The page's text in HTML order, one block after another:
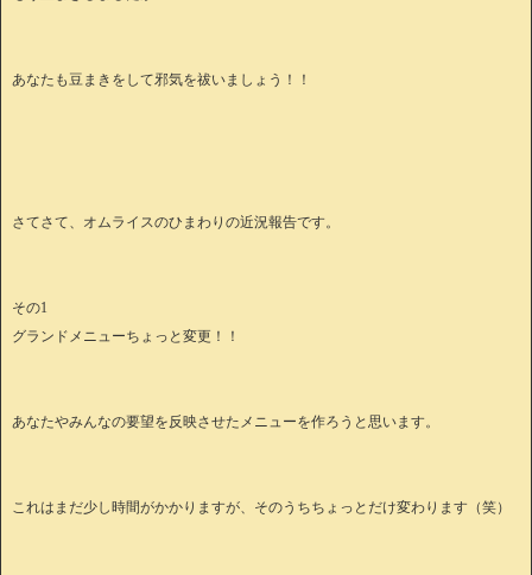
あなたも豆まきをして邪気を祓いましょう！！
さてさて、オムライスのひまわりの近況報告です。
その1
グランドメニューちょっと変更！！
あなたやみんなの要望を反映させたメニューを作ろうと思います。
これはまだ少し時間がかかりますが、そのうちちょっとだけ変わります（笑）